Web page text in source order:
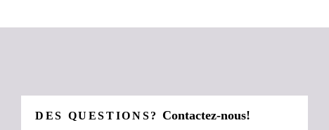
DES QUESTIONS?Contactez-nous!